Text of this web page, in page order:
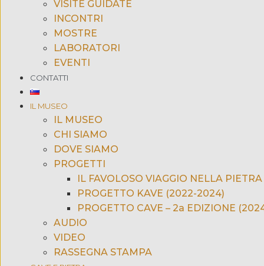
VISITE GUIDATE
INCONTRI
MOSTRE
LABORATORI
EVENTI
CONTATTI
IL MUSEO
IL MUSEO
CHI SIAMO
DOVE SIAMO
PROGETTI
IL FAVOLOSO VIAGGIO NELLA
PROGETTO KAVE (2022-2024)
PROGETTO CAVE – 2a EDIZIONE
AUDIO
VIDEO
RASSEGNA STAMPA